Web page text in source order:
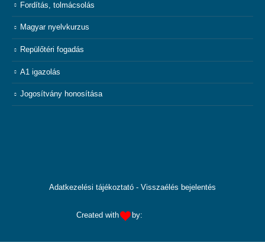
Fordítás, tolmácsolás
Magyar nyelvkurzus
Repülőtéri fogadás
A1 igazolás
Jogosítvány honosítása
Adatkezelési tájékoztató - Visszaélés bejelentés
Created with by: